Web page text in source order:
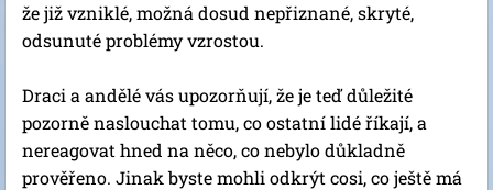
že již vzniklé, možná dosud nepřiznané, skryté,
odsunuté problémy vzrostou.
Draci a andělé vás upozorňují, že je teď důležité
pozorně naslouchat tomu, co ostatní lidé říkají, a
nereagovat hned na něco, co nebylo důkladně
prověřeno. Jinak byste mohli odkrýt cosi, co ještě má